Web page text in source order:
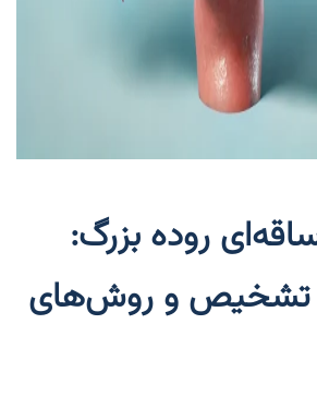
روده بزرگ:
تشخیص و روش‌های